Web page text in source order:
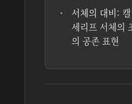
서체의 대비:
세리프 서체의
의 공존 표현